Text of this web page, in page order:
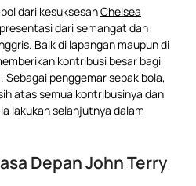
dari kesuksesanChelsea
dari semangat dan
Baik di lapangan maupun di
kontribusi besar bagi
penggemar sepak bola,
atas semua kontribusinya dan
lakukan selanjutnya dalam
Depan John Terry